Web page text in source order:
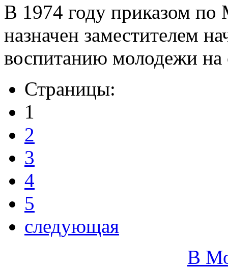
В 1974 году приказом
назначен заместителем
воспитанию молодежи на
Страницы:
1
2
3
4
5
следующая
В